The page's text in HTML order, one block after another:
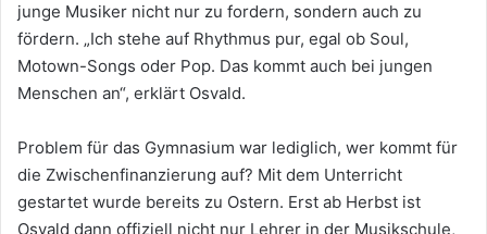
junge Musiker nicht nur zu fordern, sondern auch zu
fördern. „Ich stehe auf Rhythmus pur, egal ob Soul,
Motown-Songs oder Pop. Das kommt auch bei jungen
Menschen an“, erklärt Osvald.
Problem für das Gymnasium war lediglich, wer kommt für
die Zwischenfinanzierung auf? Mit dem Unterricht
gestartet wurde bereits zu Ostern. Erst ab Herbst ist
Osvald dann offiziell nicht nur Lehrer in der Musikschule,